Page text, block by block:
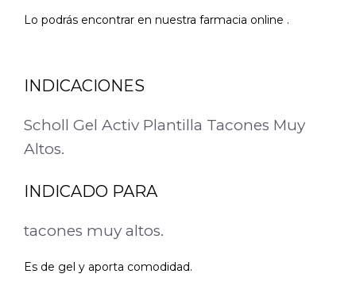
Lo podrás encontrar en nuestra farmacia online .
INDICACIONES
Scholl Gel Activ Plantilla Tacones Muy
Altos.
INDICADO PARA
tacones muy altos.
Es de gel y aporta comodidad.